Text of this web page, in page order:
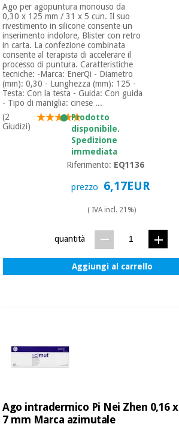
Ago per agopuntura monouso da
0,30 x 125 mm / 31 x 5 cun. Il suo
rivestimento in silicone consente un
inserimento indolore, Blister con retro
in carta. La confezione combinata
consente al terapista di accelerare il
processo di puntura. Caratteristiche
tecniche: -Marca: EnerQi - Diametro
(mm): 0,30 - Lunghezza (mm): 125 -
Testa: Con la testa - Guida: Con guida
- Tipo di maniglia: cinese ...
(2
Giudizi)
Prodotto
disponibile.
Spedizione
immediata
Riferimento: EQ1136
prezzo 6,17EUR
( IVA incl. 21%)
quantità
Aggiungi al carrello
Ago intradermico Pi Nei Zhen 0,16 x
7 mm Marca azimutale